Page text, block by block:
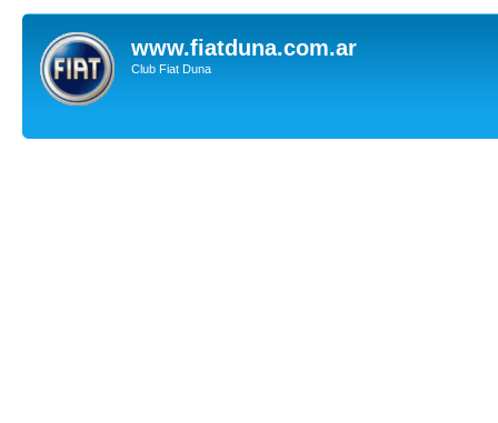
www.fiatduna.com.ar
Club Fiat Duna